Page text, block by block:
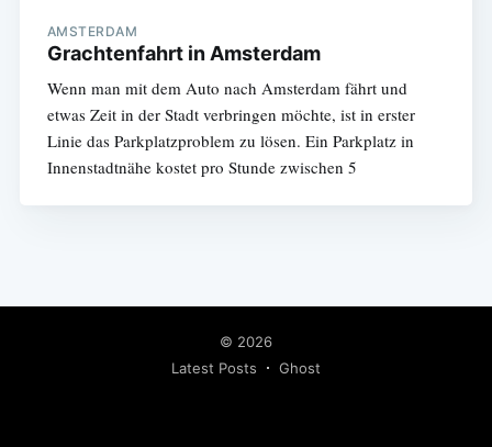
AMSTERDAM
Grachtenfahrt in Amsterdam
Wenn man mit dem Auto nach Amsterdam fährt und
etwas Zeit in der Stadt verbringen möchte, ist in erster
Linie das Parkplatzproblem zu lösen. Ein Parkplatz in
Innenstadtnähe kostet pro Stunde zwischen 5
© 2026
Latest Posts
Ghost